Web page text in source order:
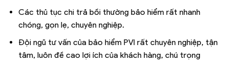
Các thủ tục chi trả bồi thường bảo hiểm rất nhanh
chóng, gọn lẹ, chuyên nghiệp.
Đội ngũ tư vấn của bảo hiểm PVI rất chuyên nghiệp, tận
tâm, luôn đề cao lợi ích của khách hàng, chú trọng